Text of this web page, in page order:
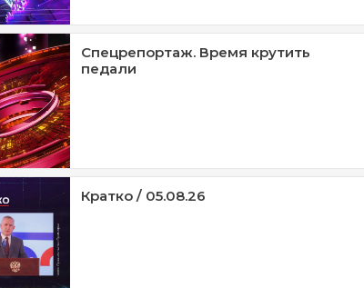
Спецрепортаж. Время крутить
педали
Кратко / 05.08.26